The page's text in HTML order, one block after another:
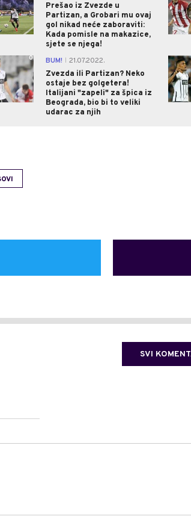
Prešao iz Zvezde u
Partizan, a Grobari mu ovaj
gol nikad neće zaboraviti:
Kada pomisle na makazice,
sjete se njega!
0 BUM!
21.07.2022.
Zvezda ili Partizan? Neko
ostaje bez golgetera!
Italijani "zapeli" za špica iz
Beograda, bio bi to veliki
udarac za njih
SVI